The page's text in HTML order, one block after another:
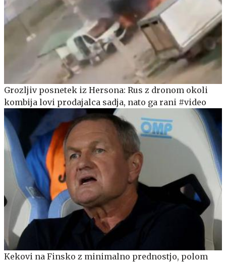
Grozljiv posnetek iz Hersona: Rus z dronom okoli
kombija lovi prodajalca sadja, nato ga rani #video
Kekovi na Finsko z minimalno prednostjo, polom